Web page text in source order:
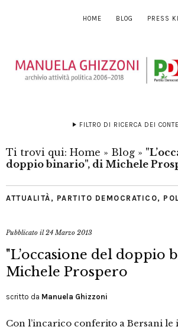
HOME BLOG PRESS
FILTRO DI RICERCA DEI
Ti trovi qui: Home » Blog »
doppio binario", di Michele
ATTUALITÀ , PARTITO DEMOCRATICO,
Pubblicato il24 Marzo 2013
"L’occasione del doppio
Michele Prospero
scritto da Manuela Ghizzoni
Con l’incarico conferito a Bersani le